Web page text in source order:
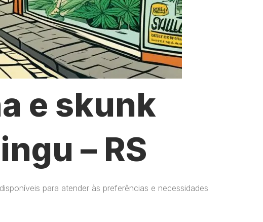
e skunk
– RS
para atender às preferências e necessidades